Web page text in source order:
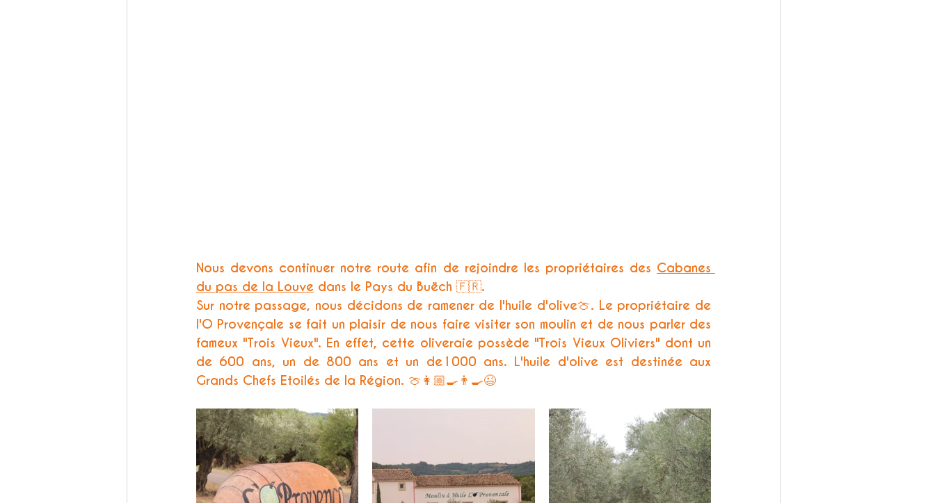
Nous devons continuer notre route afin de rejoindre les propriétaires des Cabanes
du pas de la Louve dans le Pays du Buëch 🇫🇷.
Sur notre passage, nous décidons de ramener de l'huile d'olive🍈. Le propriétaire de
l'O Provençale se fait un plaisir de nous faire visiter son moulin et de nous parler des
fameux "Trois Vieux". En effet, cette oliveraie possède "Trois Vieux Oliviers" dont un
de 600 ans, un de 800 ans et un de1000 ans. L'huile d'olive est destinée aux
Grands Chefs Etoilés de la Région. 🍈👩🏼‍🍳👨‍🍳😉